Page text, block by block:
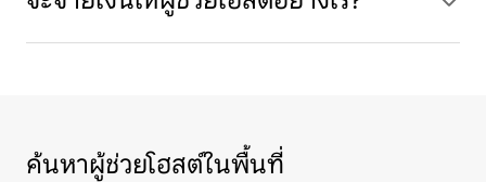
ค้นหาผู้ช่วยโฮสต์ในพื้นที่